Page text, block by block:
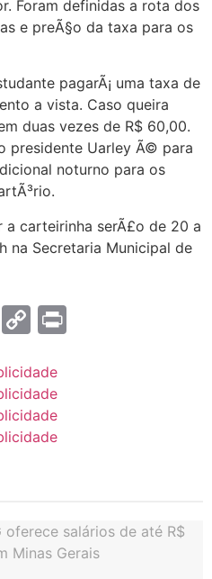
Foram definidas a rota dos
e preÃ§o da taxa para os
pagarÃ¡ uma taxa de
a vista. Caso queira
duas vezes de R$ 60,00.
presidente Uarley Ã© para
noturno para os
a carteirinha serÃ£o de 20 a
na Secretaria Municipal de
Telegram
Copy